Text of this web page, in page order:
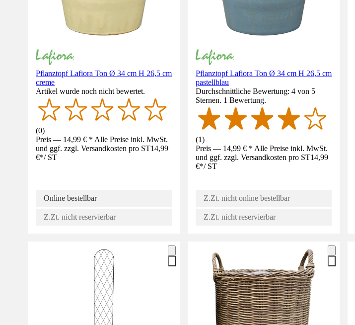
Pflanztopf Lafiora Ton Ø 34 cm H 26,5 cm
creme
Artikel wurde noch nicht bewertet.
(0)
Preis — 14,99 € * Alle Preise inkl. MwSt.
und ggf. zzgl. Versandkosten pro ST14,99
€*/ ST
Online bestellbar
Z.Zt. nicht reservierbar
Pflanztopf Lafiora Ton Ø 34 cm H 26,5 cm
pastellblau
Durchschnittliche Bewertung: 4 von 5
Sternen. 1 Bewertung.
(1)
Preis — 14,99 € * Alle Preise inkl. MwSt.
und ggf. zzgl. Versandkosten pro ST14,99
€*/ ST
Z.Zt. nicht online bestellbar
Z.Zt. nicht reservierbar